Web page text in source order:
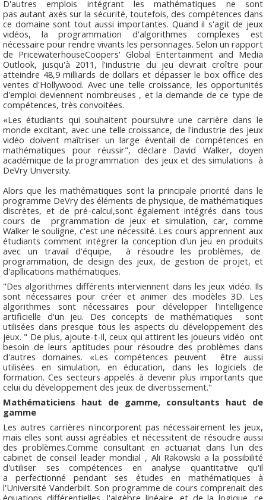
D'autres emplois intégrant les mathématiques ne sont
pas autant axés sur la sécurité, toutefois, des compétences dans
ce domaine sont tout aussi importantes. Quand il s'agit de jeux
vidéos, la programmation d'algorithmes complexes est
nécessaire pour rendre vivants les personnages. Selon un rapport
de PricewaterhouseCoopers' Global Entertainment and Media
Outlook, jusqu'à 2011, l'industrie du jeu devrait croître pour
atteindre 48,9 milliards de dollars et dépasser le box office des
ventes d'Hollywood. Avec une telle croissance, les opportunités
d'emploi deviennent nombreuses , et la demande de ce type de
compétences, très convoitées.
«Les étudiants qui souhaitent poursuivre une carrière dans le
monde excitant, avec une telle croissance, de l'industrie des jeux
vidéo doivent maîtriser un large éventail de compétences en
mathématiques pour réussir", déclare David Walker, doyen
académique de la programmation des jeux et des simulations à
DeVry University.
Alors que les mathématiques sont la principale priorité dans le
programme DeVry des éléments de physique, de mathématiques
discrètes, et de pré-calcul,sont également intégrés dans tous
cours de prgrammation de jeux et simulation, car, comme
Walker le souligne, c'est une nécessité. Les cours apprennent aux
étudiants comment intégrer la conception d'un jeu en produits
avec un travail d'équipe, à résoudre les problèmes, de
programmation, de design des jeux, de gestion de projet, et
d'apllications mathématiques.
"Des algorithmes différents interviennent dans les jeux vidéo. Ils
sont nécessaires pour créer et animer des modèles 3D. Les
algorithmes sont nécessaires pour développer l'intelligence
artificielle d'un jeu. Des concepts de mathématiques sont
utilisées dans presque tous les aspects du développement des
jeux. " De plus, ajoute-t-il, ceux qui attirent les joueurs vidéo ont
besoin de leurs aptitudes pour résoudre des problèmes dans
d'autres domaines. «Les compétences peuvent être aussi
utilisées en simulation, en éducation, dans les logiciels de
formation. Ces secteurs appelés à devenir plus importants que
celui du développement des jeux de divertissement."
Mathématiciens haut de gamme, consultants haut de
gamme
Les autres carrières n'incorporent pas nécessairement les jeux,
mais elles sont aussi agréables et nécessitent de résoudre aussi
des problèmes.Comme consultant en actuariat dans l'un des
cabinet de conseil leader mondial , Ali Rakowski a la possibilité
d'utiliser ses compétences en analyse quantitative qu'il
a perfectionné pendant ses études en mathématiques à
l'Université Vanderbilt. Son programme de cours comprenait des